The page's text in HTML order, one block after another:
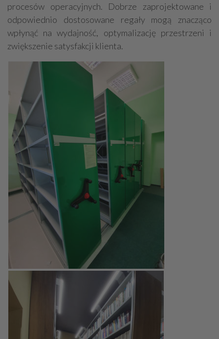
procesów operacyjnych. Dobrze zaprojektowane i
odpowiednio dostosowane regały mogą znacząco
wpłynąć na wydajność, optymalizację przestrzeni i
zwiększenie satysfakcji klienta.